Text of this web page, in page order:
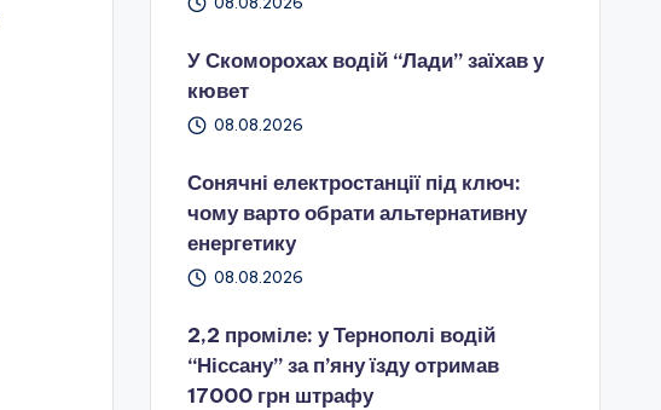
У Скоморохах водій “Лади” заїхав у
кювет
08.08.2026
Сонячні електростанції під ключ:
чому варто обрати альтернативну
енергетику
08.08.2026
2,2 проміле: у Тернополі водій
“Ніссану” за п’яну їзду отримав
17000 грн штрафу